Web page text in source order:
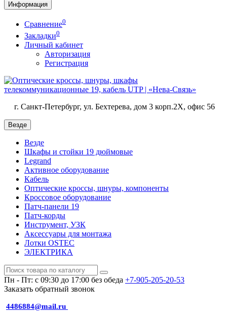
Информация
Сравнение0
Закладки0
Личный кабинет
Авторизация
Регистрация
г. Санкт-Петербург, ул. Бехтерева, дом 3 корп.2X, офис 56
Везде
Везде
Шкафы и стойки 19 дюймовые
Legrand
Активное оборудование
Кабель
Оптические кроссы, шнуры, компоненты
Кроссовое оборудование
Патч-панели 19
Патч-корды
Инструмент, УЗК
Аксессуары для монтажа
Лотки OSTEC
ЭЛЕКТРИКА
Пн - Пт: с 09:30 до 17:00 без обеда +7-905-205-20-53
Заказать обратный звонок
4486884@mail.ru